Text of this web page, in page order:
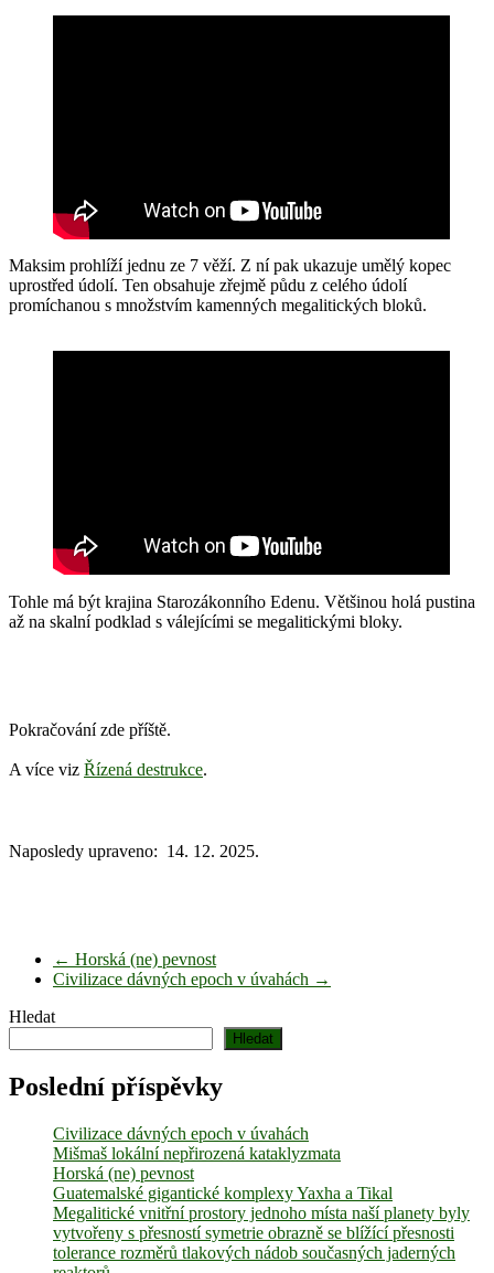
Maksim prohlíží jednu ze 7 věží. Z ní pak ukazuje umělý kopec
uprostřed údolí. Ten obsahuje zřejmě půdu z celého údolí
promíchanou s množstvím kamenných megalitických bloků.
Tohle má být krajina Starozákonního Edenu. Většinou holá pustina
až na skalní podklad s válejícími se megalitickými bloky.
Pokračování zde příště.
A více viz Řízená destrukce.
Naposledy upraveno: 14. 12. 2025.
← Horská (ne) pevnost
Civilizace dávných epoch v úvahách →
Hledat
Hledat
Poslední příspěvky
Civilizace dávných epoch v úvahách
Mišmaš lokální nepřirozená kataklyzmata
Horská (ne) pevnost
Guatemalské gigantické komplexy Yaxha a Tikal
Megalitické vnitřní prostory jednoho místa naší planety byly
vytvořeny s přesností symetrie obrazně se blížící přesnosti
tolerance rozměrů tlakových nádob současných jaderných